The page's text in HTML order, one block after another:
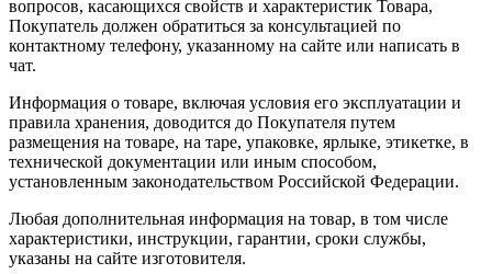
вопросов, касающихся свойств и характеристик Товара,
Покупатель должен обратиться за консультацией по
контактному телефону, указанному на сайте или написать в
чат.
Информация о товаре, включая условия его эксплуатации и
правила хранения, доводится до Покупателя путем
размещения на товаре, на таре, упаковке, ярлыке, этикетке, в
технической документации или иным способом,
установленным законодательством Российской Федерации.
Любая дополнительная информация на товар, в том числе
характеристики, инструкции, гарантии, сроки службы,
указаны на сайте изготовителя.